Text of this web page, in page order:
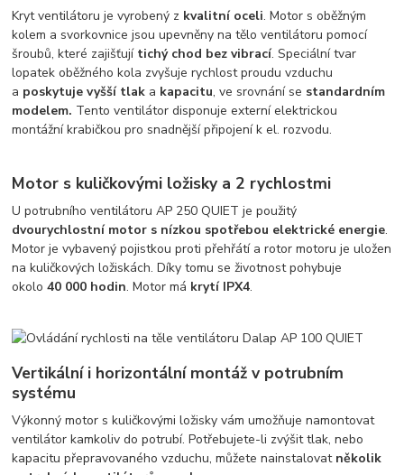
Kryt ventilátoru je vyrobený z kvalitní oceli. Motor s oběžným
kolem a svorkovnice jsou upevněny na tělo ventilátoru pomocí
šroubů, které zajišťují tichý chod bez vibrací. Speciální tvar
lopatek oběžného kola zvyšuje rychlost proudu vzduchu
a poskytuje vyšší tlak a kapacitu, ve srovnání se standardním
modelem. Tento ventilátor disponuje externí elektrickou
montážní krabičkou pro snadnější připojení k el. rozvodu.
Motor s kuličkovými ložisky a 2 rychlostmi
U potrubního ventilátoru AP 250 QUIET je použitý
dvourychlostní motor s nízkou spotřebou elektrické energie.
Motor je vybavený pojistkou proti přehřátí a rotor motoru je uložen
na kuličkových ložiskách. Díky tomu se životnost pohybuje
okolo 40 000 hodin. Motor má krytí IPX4.
Vertikální i horizontální montáž v potrubním
systému
Výkonný motor s kuličkovými ložisky vám umožňuje namontovat
ventilátor kamkoliv do potrubí. Potřebujete-li zvýšit tlak, nebo
kapacitu přepravovaného vzduchu, můžete nainstalovat několik